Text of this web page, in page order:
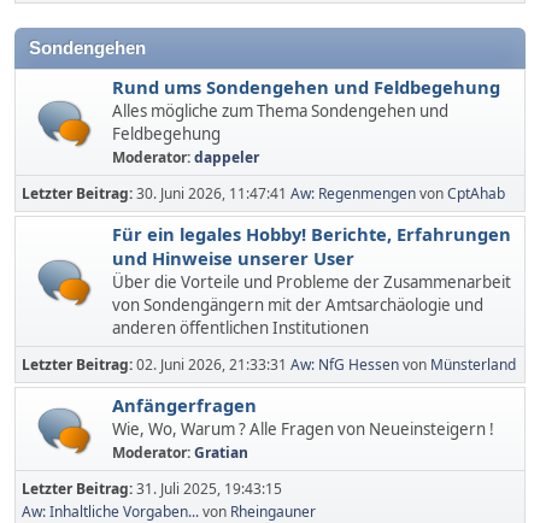
Sondengehen
Rund ums Sondengehen und Feldbegehung
Alles mögliche zum Thema Sondengehen und
Feldbegehung
Moderator:dappeler
Letzter Beitrag:30. Juni 2026, 11:47:41 Aw: RegenmengenvonCptAhab
Für ein legales Hobby! Berichte, Erfahrungen
und Hinweise unserer User
Über die Vorteile und Probleme der Zusammenarbeit
von Sondengängern mit der Amtsarchäologie und
anderen öffentlichen Institutionen
Letzter Beitrag:02. Juni 2026, 21:33:31 Aw: NfG Hessenvon Münsterland
Anfängerfragen
Wie, Wo, Warum ? Alle Fragen von Neueinsteigern !
Moderator:Gratian
Letzter Beitrag:31. Juli 2025, 19:43:15
Aw: Inhaltliche Vorgaben...von Rheingauner